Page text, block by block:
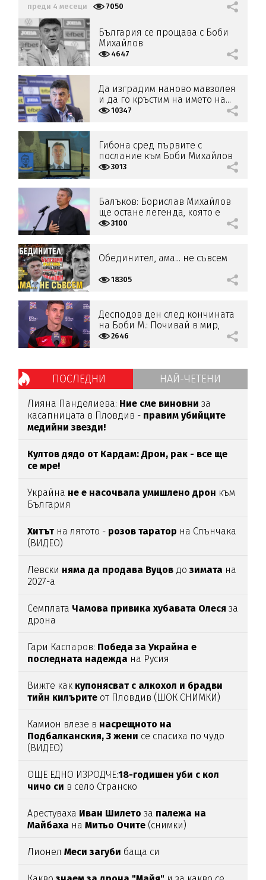
преди 4 месеци 7050
България се прощава с Боби
Михайлов
4647
Да изградим наново мавзолея
и да го кръстим на името на...
Боби Михайлов!
10347
Гибона сред първите с
послание към Боби Михайлов
на „Герена“
3013
Балъков: Борислав Михайлов
ще остане легенда, която е
пример за младото поколение
3100
Обединител, ама... не съвсем
18305
Десподов ден след кончината
на Боби М.: Почивай в мир,
легендо!
2646
ПОСЛЕДНИ НАЙ-ЧЕТЕНИ
Лияна Панделиева: Ние сме виновниза
касапницата в Пловдив - правим убийците
медийни звезди!
Култов дядо от Кардам: Дрон, рак - все ще
се мре!
Украйна не е насочвала умишлено дрон към
България
Хитътна лятото - розов таратор на Слънчака
(ВИДЕО)
Левски няма да продава Вуцов дозимата на
2027-а
Семплата Чамова привика хубавата Олеся за
дрона
Гари Каспаров: Победа за Украйна е
последната надежда на Русия
Вижте как купонясват с алкохол и брадви
тийн килърите от Пловдив (ШОК СНИМКИ)
Камион влезе в насрещното на
Подбалканския, 3 жени се спасиха по чудо
(ВИДЕО)
ОЩЕ ЕДНО ИЗРОДЧЕ:18-годишен уби с кол
чичо си в село Странско
Арестуваха Иван Шилетоза палежа на
Майбаха наМитьо Очите (снимки)
Лионел Меси загуби баща си